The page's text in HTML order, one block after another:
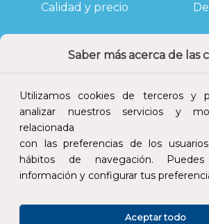
Saber más acerca de las
Utilizamos cookies de terceros y
analizar nuestros servicios y
relacionada
con las preferencias de los
hábitos de navegación.
información y configurar tus
Aceptar todo
Calidad y precio
Atención al cliente